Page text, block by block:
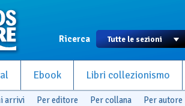
Ricerca
Ebook Libri collezionismo
arrivi Per editore Per collana Per autore